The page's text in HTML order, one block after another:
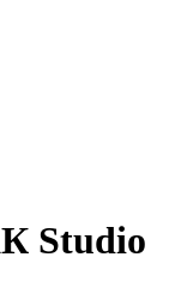
Studio